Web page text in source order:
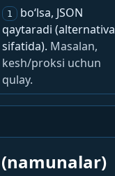
1
bo‘lsa, JSON
qaytaradi (alternativa
sifatida). Masalan,
kesh/proksi uchun
qulay.